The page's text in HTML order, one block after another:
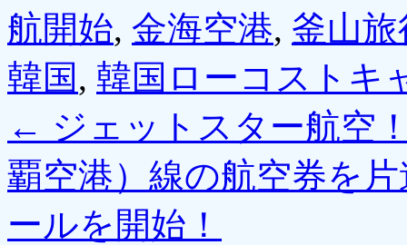
航開始, 金海空港, 釜山旅
韓国, 韓国ローコストキ
← ジェットスター航空
覇空港）線の航空券を
ールを開始！